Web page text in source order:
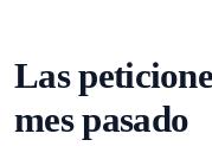
Las
mes pasado